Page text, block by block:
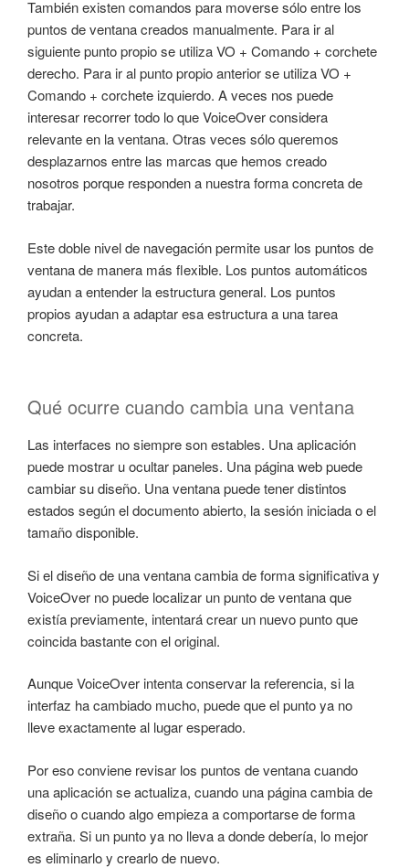
También existen comandos para moverse sólo entre los
puntos de ventana creados manualmente. Para ir al
siguiente punto propio se utiliza VO + Comando + corchete
derecho. Para ir al punto propio anterior se utiliza VO +
Comando + corchete izquierdo. A veces nos puede
interesar recorrer todo lo que VoiceOver considera
relevante en la ventana. Otras veces sólo queremos
desplazarnos entre las marcas que hemos creado
nosotros porque responden a nuestra forma concreta de
trabajar.
Este doble nivel de navegación permite usar los puntos de
ventana de manera más flexible. Los puntos automáticos
ayudan a entender la estructura general. Los puntos
propios ayudan a adaptar esa estructura a una tarea
concreta.
Qué ocurre cuando cambia una ventana
Las interfaces no siempre son estables. Una aplicación
puede mostrar u ocultar paneles. Una página web puede
cambiar su diseño. Una ventana puede tener distintos
estados según el documento abierto, la sesión iniciada o el
tamaño disponible.
Si el diseño de una ventana cambia de forma significativa y
VoiceOver no puede localizar un punto de ventana que
existía previamente, intentará crear un nuevo punto que
coincida bastante con el original.
Aunque VoiceOver intenta conservar la referencia, si la
interfaz ha cambiado mucho, puede que el punto ya no
lleve exactamente al lugar esperado.
Por eso conviene revisar los puntos de ventana cuando
una aplicación se actualiza, cuando una página cambia de
diseño o cuando algo empieza a comportarse de forma
extraña. Si un punto ya no lleva a donde debería, lo mejor
es eliminarlo y crearlo de nuevo.